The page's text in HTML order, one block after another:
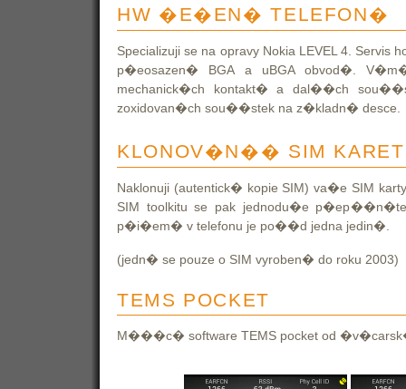
HW �E�EN� TELEFON�
Specializuji se na opravy Nokia LEVEL 4.
p�eosazen� BGA a uBGA obvod�.
mechanick�ch kontakt� a dal��ch
zoxidovan�ch sou��stek na z�kladn� desce.
KLONOV�N�� SIM KARET
Naklonuji (autentick� kopie SIM) va�e SIM
SIM toolkitu se pak jednodu�e
p�i�em� v telefonu je po��d jedna jedin�.
(jedn� se pouze o SIM vyroben� do roku 2003)
TEMS POCKET
M���c� software TEMS pocket od